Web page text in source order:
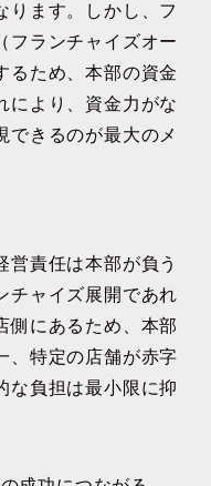
ります。しかし、フ
フランチャイズオー
るため、本部の資金
により、資金力がな
できるのが最大のメ
営責任は本部が負う
チャイズ展開であれ
側にあるため、本部
、特定の店舗が赤字
な負担は最小限に抑